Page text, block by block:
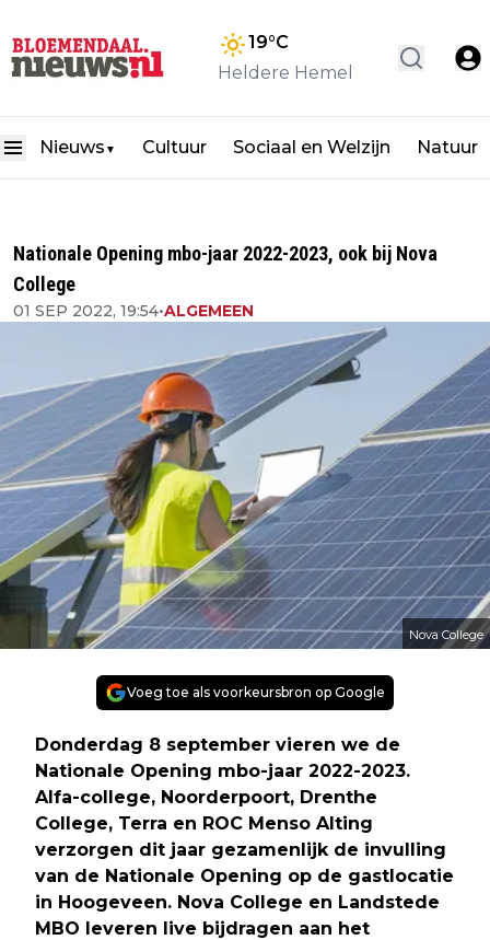
19°C
Heldere Hemel
Nieuws ▼ Cultuur Sociaal en Welzijn Natuur
Nationale Opening mbo-jaar 2022-2023, ook bij Nova
College
01 SEP 2022, 19:54•ALGEMEEN
Nova College
Voeg toe als voorkeursbron op Google
Donderdag 8 september vieren we de
Nationale Opening mbo-jaar 2022-2023.
Alfa-college, Noorderpoort, Drenthe
College, Terra en ROC Menso Alting
verzorgen dit jaar gezamenlijk de invulling
van de Nationale Opening op de gastlocatie
in Hoogeveen. Nova College en Landstede
MBO leveren live bijdragen aan het